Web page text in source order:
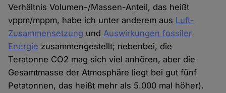
Verhältnis Volumen-/Massen-Anteil, das heißt
vppm/mppm, habe ich unter anderem aus Luft-
Zusammensetzung undAuswirkungen fossiler
Energie zusammengestellt; nebenbei, die
Teratonne CO2 mag sich viel anhören, aber die
Gesamtmasse der Atmosphäre liegt bei gut fünf
Petatonnen, das heißt mehr als 5.000 mal höher).